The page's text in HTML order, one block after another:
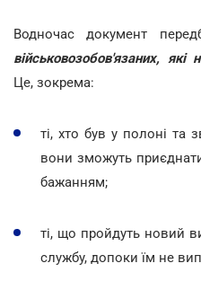
Водночас документ
військовозобов'язаних, які
Це, зокрема:
ті, хто був у полоні та
вони зможуть
бажанням;
ті, що пройдуть новий
службу, допоки їм не